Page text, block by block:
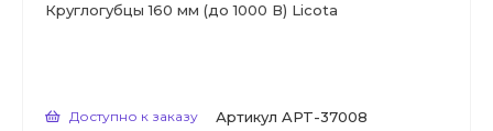
Круглогубцы 160 мм (до 1000 В) Licota
Доступно к заказу Артикул APT-37008